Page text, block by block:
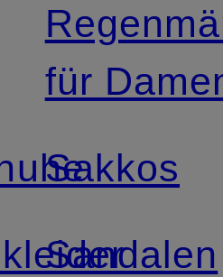
für
Sakkos
Sandalen